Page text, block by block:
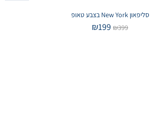
סליפאון New York בצבע טאופ
₪399
₪199